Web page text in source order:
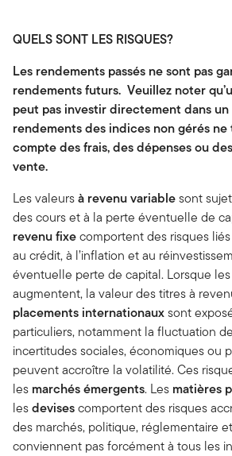
QUELS SONT LES RISQUES?
Les rendements passés ne sont pas
rendements futurs. Veuillez noter
peut pas investir directement dans
rendements des indices non gérés
compte des frais, des dépenses ou
vente.
Les valeursà revenu variablesont
des cours et à la perte éventuelle de
revenu fixecomportent des risques
au crédit, à l’inflation et au
éventuelle perte de capital. Lorsque les
augmentent, la valeur des titres à
placements internationauxsont
particuliers, notamment la fluctuation
incertitudes sociales, économiques ou
peuvent accroître la volatilité. Ces
les marchés émergents. Les matières
lesdevisescomportent des risques
des marchés, politique, réglementaire
conviennent pas forcément à tous les